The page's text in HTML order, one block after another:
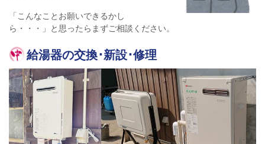
「こんなことお願いできるかし
ら・・・」と思ったらまずご相談ください。
給湯器の交換･新設･修理